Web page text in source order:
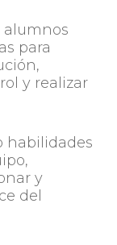
alumnos
para
y realizar
habilidades
y
del